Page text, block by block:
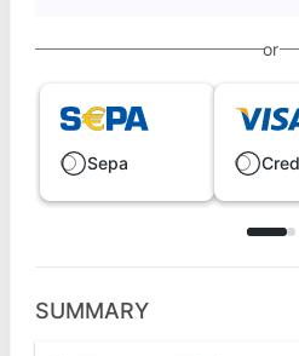
or
Sepa
SUMMARY